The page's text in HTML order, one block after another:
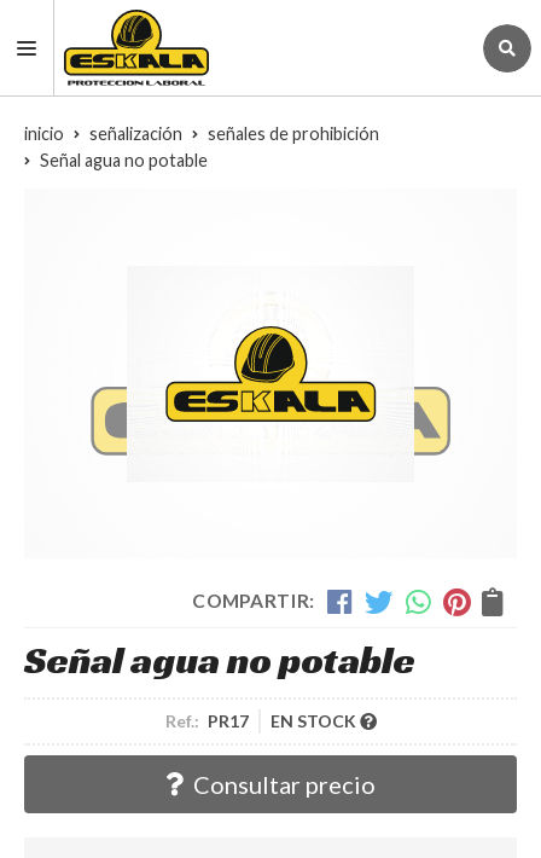
inicio señalización
señales de prohibición
Señal agua no potable
COMPARTIR:
Señal agua no potable
Ref.: PR17 EN STOCK
Consultar precio